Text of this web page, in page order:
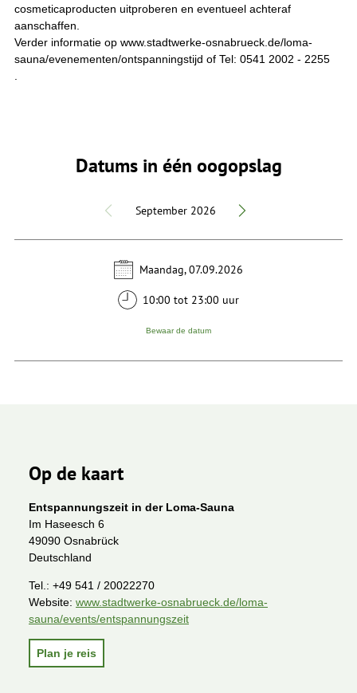
cosmeticaproducten uitproberen en eventueel achteraf
aanschaffen.
Verder informatie op www.stadtwerke-osnabrueck.de/loma-
sauna/evenementen/ontspanningstijd of Tel: 0541 2002 - 2255
.
Datums in één oogopslag
September 2026
Maandag, 07.09.2026
10:00 tot 23:00 uur
Bewaar de datum
Op de kaart
Entspannungszeit in der Loma-Sauna
Im Haseesch 6
49090 Osnabrück
Deutschland
Tel.: +49 541 / 20022270
Website: www.stadtwerke-osnabrueck.de/loma-
sauna/events/entspannungszeit
Plan je reis